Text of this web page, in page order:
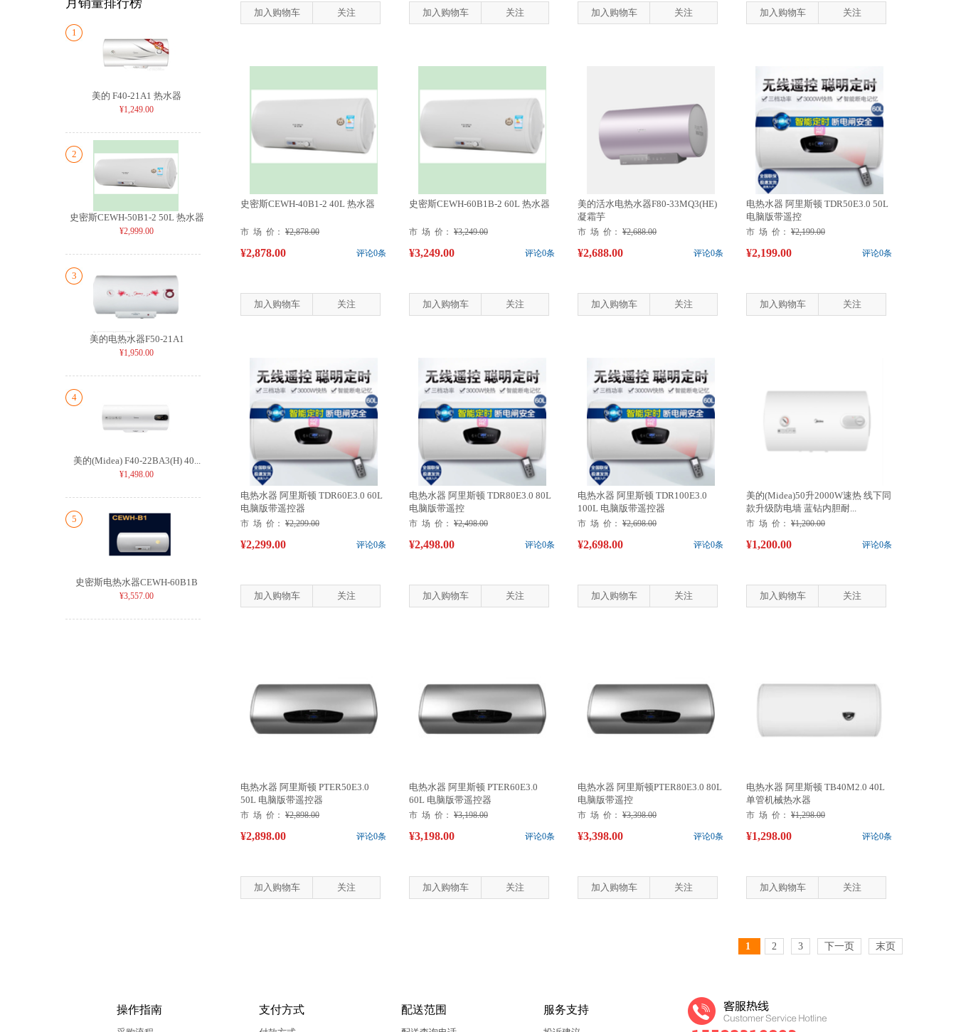
月销量排行榜
1
美的 F40-21A1 热水器
¥1,249.00
2
史密斯CEWH-50B1-2 50L 热水器
¥2,999.00
3
美的电热水器F50-21A1
¥1,950.00
4
美的(Midea) F40-22BA3(H) 40...
¥1,498.00
5
史密斯电热水器CEWH-60B1B
¥3,557.00
加入购物车 关注 加入购物车 关注 加入购物车 关注 加入购物车 关注
史密斯CEWH-40B1-2 40L 热水器
市 场 价： ¥2,878.00
评论0条
¥2,878.00
加入购物车 关注
史密斯CEWH-60B1B-2 60L 热水器
市 场 价： ¥3,249.00
评论0条
¥3,249.00
加入购物车 关注
美的活水电热水器F80-33MQ3(HE)
凝霜芋
市 场 价： ¥2,688.00
评论0条
¥2,688.00
加入购物车 关注
电热水器 阿里斯顿 TDR50E3.0 50L
电脑版带遥控
市 场 价： ¥2,199.00
评论0条
¥2,199.00
加入购物车 关注
电热水器 阿里斯顿 TDR60E3.0 60L
电脑版带遥控器
市 场 价： ¥2,299.00
评论0条
¥2,299.00
加入购物车 关注
电热水器 阿里斯顿 TDR80E3.0 80L
电脑版带遥控
市 场 价： ¥2,498.00
评论0条
¥2,498.00
加入购物车 关注
电热水器 阿里斯顿 TDR100E3.0
100L 电脑版带遥控器
市 场 价： ¥2,698.00
评论0条
¥2,698.00
加入购物车 关注
美的(Midea)50升2000W速热 线下同
款升级防电墙 蓝钻内胆耐...
市 场 价： ¥1,200.00
评论0条
¥1,200.00
加入购物车 关注
电热水器 阿里斯顿 PTER50E3.0
50L 电脑版带遥控器
市 场 价： ¥2,898.00
评论0条
¥2,898.00
加入购物车 关注
电热水器 阿里斯顿 PTER60E3.0
60L 电脑版带遥控器
市 场 价： ¥3,198.00
评论0条
¥3,198.00
加入购物车 关注
电热水器 阿里斯顿PTER80E3.0 80L
电脑版带遥控
市 场 价： ¥3,398.00
评论0条
¥3,398.00
加入购物车 关注
电热水器 阿里斯顿 TB40M2.0 40L
单管机械热水器
市 场 价： ¥1,298.00
评论0条
¥1,298.00
加入购物车 关注
1 2 3 下一页 末页
操作指南 支付方式 配送范围 服务支持